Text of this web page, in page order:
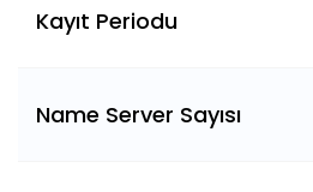
Kayıt Periodu
Name Server Sayısı